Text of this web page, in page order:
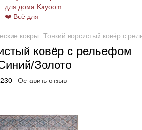
ковры Тонкий ворсистый ковёр с
ковёр с рельефом
Золото
Оставить отзыв